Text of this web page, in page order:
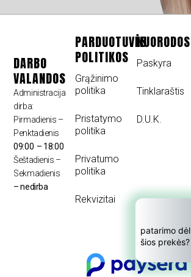
DARBO
VALANDOS
Administracija
dirba:
Pirmadienis –
Penktadienis
09:00 – 18:00
Šeštadienis –
Sekmadienis
– nedirba
PARDUOTUVĖS
POLITIKOS
Grąžinimo
politika
Pristatymo
politika
Privatumo
politika
Rekvizitai
NUORODOS
Paskyra
Tinklaraštis
D.U.K.
patarimo dėl
šios prekės?